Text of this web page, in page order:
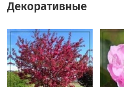
Декоративные